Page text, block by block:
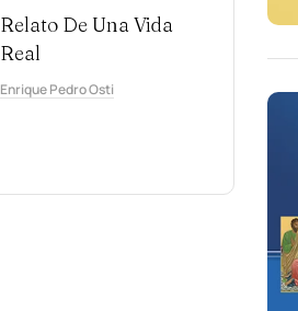
Relato De Una Vida
Real
Enrique Pedro Osti